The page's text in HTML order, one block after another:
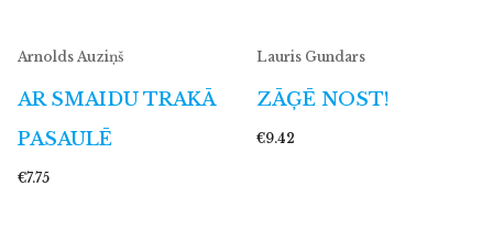
Arnolds Auziņš
AR SMAIDU TRAKĀ
PASAULĒ
€7.75
Lauris Gundars
ZĀĢĒ NOST!
€9.42